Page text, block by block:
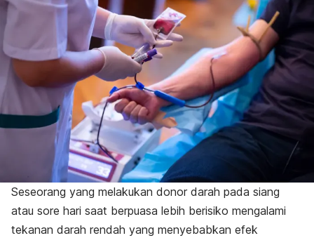
Seseorang yang melakukan donor darah pada siang
atau sore hari saat berpuasa lebih berisiko mengalami
tekanan darah rendah yang menyebabkan efek